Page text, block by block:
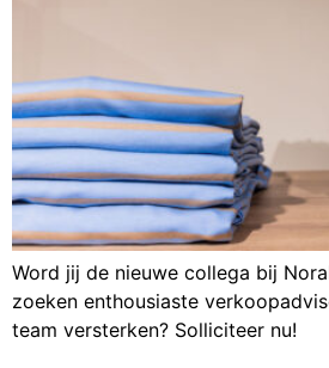
Word jij de nieuwe collega bij
zoeken enthousiaste
team versterken? Solliciteer nu!